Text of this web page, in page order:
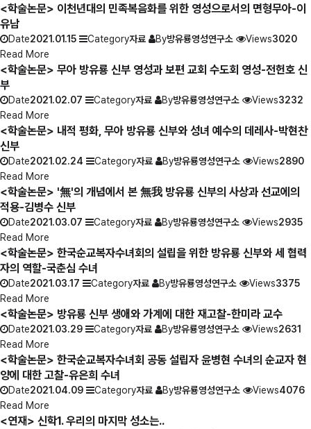
<학술논문> 이천년대의 민족복음화를 위한 영성으로서의 면형무아-이
유남
Date2021.01.15 Category자료 By방유룡영성연구소 Views3020
Read More
<학술논문> 무아 방유룡 신부 영성과 보편 교회 수도회 영성-전헌호 신
부
Date2021.02.07 Category자료 By방유룡영성연구소 Views3232
Read More
<학술논문> 내적 평화, 무아 방유룡 신부와 성녀 예수의 데레사-박현찬
신부
Date2021.02.24 Category자료 By방유룡영성연구소 Views2890
Read More
<학술논문> '無'의 개념에서 본 無我 방유룡 신부의 사상과 선교에의
적용-김병수 신부
Date2021.03.07 Category자료 By방유룡영성연구소 Views2935
Read More
<학술논문> 한국순교복자수녀회의 설립을 위한 방유룡 신부와 세 협력
자의 역할-국춘심 수녀
Date2021.03.17 Category자료 By방유룡영성연구소 Views3375
Read More
<학술논문> 방유룡 신부 생애와 가계에 대한 재고찰-한미라 교수
Date2021.03.29 Category자료 By방유룡영성연구소 Views2631
Read More
<학술논문> 한국순교복자수녀회 공동 설립자 윤병현 수녀의 순교자 현
양에 대한 고찰-유은희 수녀
Date2021.04.09 Category자료 By방유룡영성연구소 Views4076
Read More
<연재> 신학1. 우리의 마지막 성소는..